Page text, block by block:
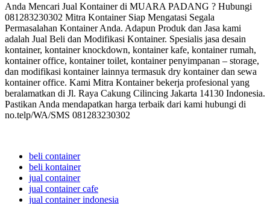
Anda Mencari Jual Kontainer di MUARA PADANG ? Hubungi
081283230302 Mitra Kontainer Siap Mengatasi Segala
Permasalahan Kontainer Anda. Adapun Produk dan Jasa kami
adalah Jual Beli dan Modifikasi Kontainer. Spesialis jasa desain
kontainer, kontainer knockdown, kontainer kafe, kontainer rumah,
kontainer office, kontainer toilet, kontainer penyimpanan – storage,
dan modifikasi kontainer lainnya termasuk dry kontainer dan sewa
kontainer office. Kami Mitra Kontainer bekerja profesional yang
beralamatkan di Jl. Raya Cakung Cilincing Jakarta 14130 Indonesia.
Pastikan Anda mendapatkan harga terbaik dari kami hubungi di
no.telp/WA/SMS 081283230302
beli container
beli kontainer
jual container
jual container cafe
jual container indonesia